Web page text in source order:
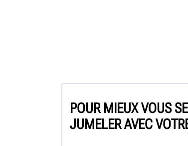
POUR MIEUX VOUS
JUMELER AVEC